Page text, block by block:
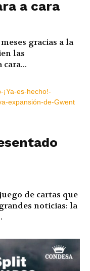
a cara
gracias a la
las
de cartas que
noticias: la